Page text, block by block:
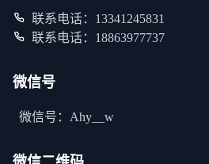
联系电话：13341245831
联系电话：18863977737
微信号
微信号：Ahy__w